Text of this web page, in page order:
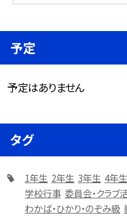
予定
予定はありません
タグ
1年生 2年生 3年生 4年生
学校行事 委員会・クラブ
わかば・ひかり・のぞみ級